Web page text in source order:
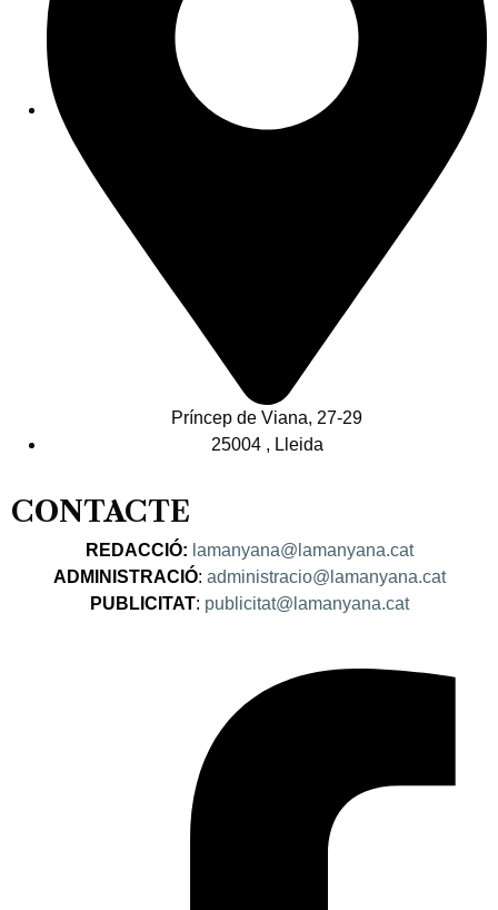
Príncep de Viana, 27-29
25004 , Lleida
CONTACTE
REDACCIÓ: lamanyana@lamanyana.cat
ADMINISTRACIÓ: administracio@lamanyana.cat
PUBLICITAT: publicitat@lamanyana.cat